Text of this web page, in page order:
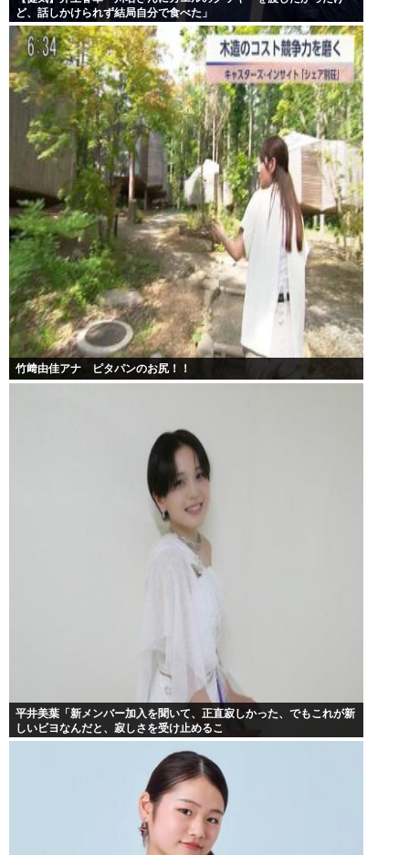
ど、話しかけられず結局自分で食べた」
竹﨑由佳アナ ピタパンのお尻！！
平井美葉「新メンバー加入を聞いて、正直寂しかった、でもこれが新
しいビヨなんだと、寂しさを受け止めるこ